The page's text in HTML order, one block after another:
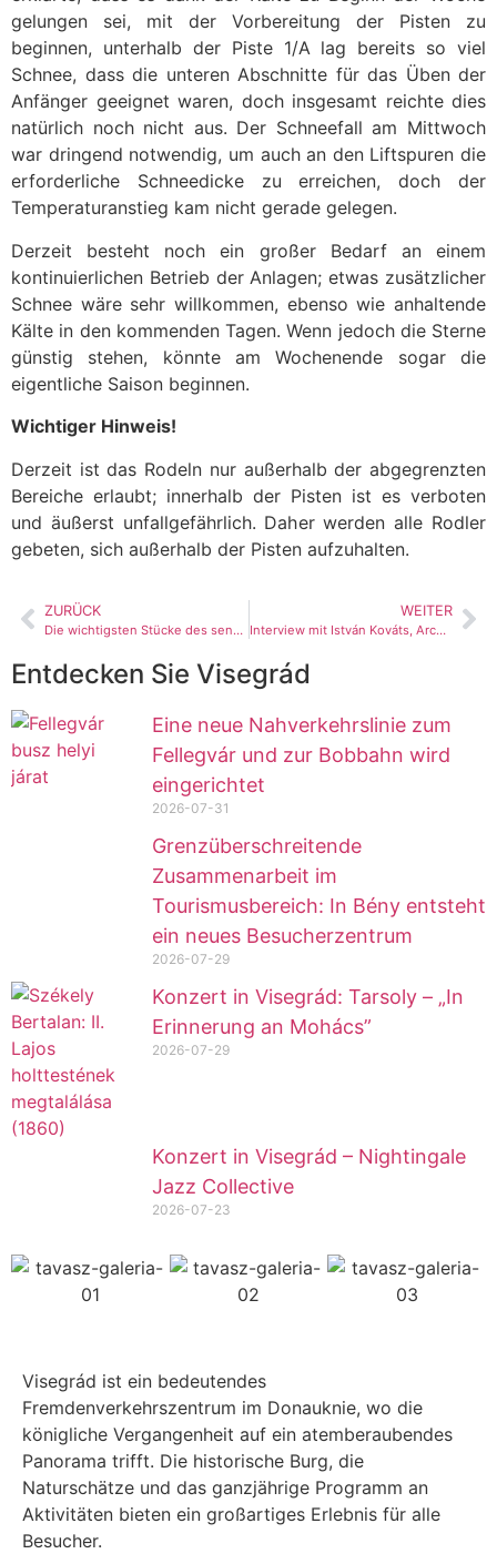
gelungen sei, mit der Vorbereitung der Pisten zu
beginnen, unterhalb der Piste 1/A lag bereits so viel
Schnee, dass die unteren Abschnitte für das Üben der
Anfänger geeignet waren, doch insgesamt reichte dies
natürlich noch nicht aus. Der Schneefall am Mittwoch
war dringend notwendig, um auch an den Liftspuren die
erforderliche Schneedicke zu erreichen, doch der
Temperaturanstieg kam nicht gerade gelegen.
Derzeit besteht noch ein großer Bedarf an einem
kontinuierlichen Betrieb der Anlagen; etwas zusätzlicher
Schnee wäre sehr willkommen, ebenso wie anhaltende
Kälte in den kommenden Tagen. Wenn jedoch die Sterne
günstig stehen, könnte am Wochenende sogar die
eigentliche Saison beginnen.
Wichtiger Hinweis!
Derzeit ist das Rodeln nur außerhalb der abgegrenzten
Bereiche erlaubt; innerhalb der Pisten ist es verboten
und äußerst unfallgefährlich. Daher werden alle Rodler
gebeten, sich außerhalb der Pisten aufzuhalten.
ZURÜCK
Die wichtigsten Stücke des sensationellen Fundkomplexes von Benedetto da Maiano wurden ausgestellt
WEITER
Interview mit István Kováts, Archäologe am König-Mátyás-Museum des Ungarischen Nationalmuseums
Entdecken Sie Visegrád
Eine neue Nahverkehrslinie zum
Fellegvár und zur Bobbahn wird
eingerichtet
2026-07-31
Grenzüberschreitende
Zusammenarbeit im
Tourismusbereich: In Bény entsteht
ein neues Besucherzentrum
2026-07-29
Konzert in Visegrád: Tarsoly – „In
Erinnerung an Mohács”
2026-07-29
Konzert in Visegrád – Nightingale
Jazz Collective
2026-07-23
Visegrád ist ein bedeutendes
Fremdenverkehrszentrum im Donauknie, wo die
königliche Vergangenheit auf ein atemberaubendes
Panorama trifft. Die historische Burg, die
Naturschätze und das ganzjährige Programm an
Aktivitäten bieten ein großartiges Erlebnis für alle
Besucher.